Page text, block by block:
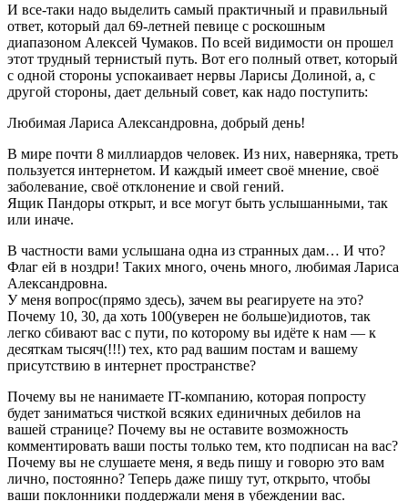
И все-таки надо выделить самый практичный и правильный
ответ, который дал 69-летней певице с роскошным
диапазоном Алексей Чумаков. По всей видимости он прошел
этот трудный тернистый путь. Вот его полный ответ, который
с одной стороны успокаивает нервы Ларисы Долиной, а, с
другой стороны, дает дельный совет, как надо поступить:
Любимая Лариса Александровна, добрый день!
В мире почти 8 миллиардов человек. Из них, наверняка, треть
пользуется интернетом. И каждый имеет своё мнение, своё
заболевание, своё отклонение и свой гений.
Ящик Пандоры открыт, и все могут быть услышанными, так
или иначе.
В частности вами услышана одна из странных дам… И что?
Флаг ей в ноздри! Таких много, очень много, любимая Лариса
Александровна.
У меня вопрос(прямо здесь), зачем вы реагируете на это?
Почему 10, 30, да хоть 100(уверен не больше)идиотов, так
легко сбивают вас с пути, по которому вы идёте к нам — к
десяткам тысяч(!!!) тех, кто рад вашим постам и вашему
присутствию в интернет пространстве?
Почему вы не нанимаете IT-компанию, которая попросту
будет заниматься чисткой всяких единичных дебилов на
вашей странице? Почему вы не оставите возможность
комментировать ваши посты только тем, кто подписан на вас?
Почему вы не слушаете меня, я ведь пишу и говорю это вам
лично, постоянно? Теперь даже пишу тут, открыто, чтобы
ваши поклонники поддержали меня в убеждении вас.